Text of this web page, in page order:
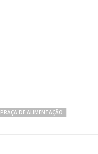
PRAÇA DE ALIMENTAÇÃO